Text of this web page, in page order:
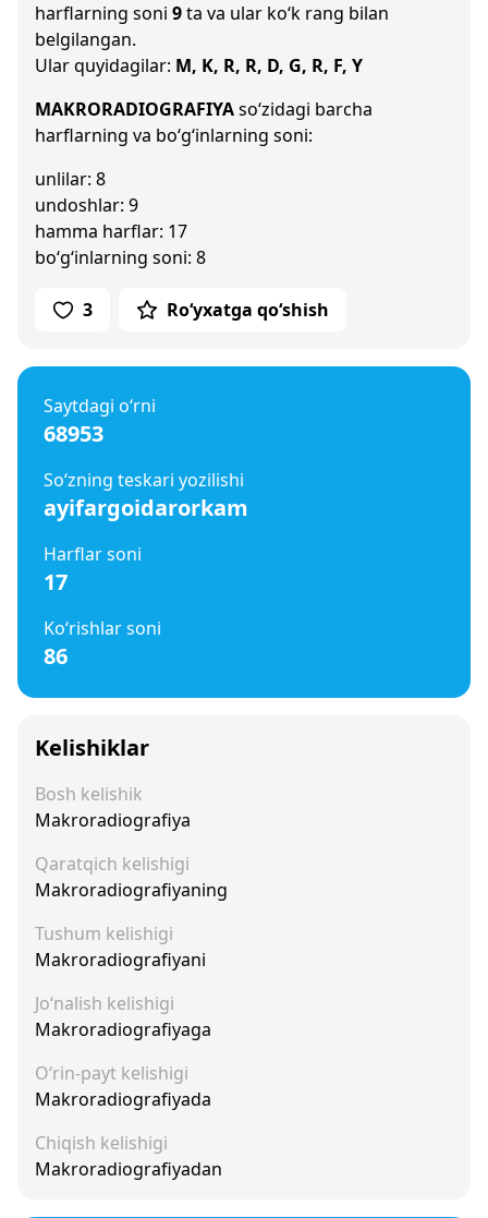
harflarning soni 9ta va ular ko‘k rang bilan
belgilangan.
Ular quyidagilar: M, K, R, R, D, G, R, F, Y
MAKRORADIOGRAFIYAso‘zidagi barcha
harflarning va bo‘g‘inlarning soni:
unlilar: 8
undoshlar: 9
hamma harflar: 17
bo‘g‘inlarning soni: 8
3 Ro‘yxatga qo‘shish
Saytdagi o‘rni
68953
So‘zning teskari yozilishi
ayifargoidarorkam
Harflar soni
17
Ko‘rishlar soni
86
Kelishiklar
Bosh kelishik
Makroradiografiya
Qaratqich kelishigi
Makroradiografiyaning
Tushum kelishigi
Makroradiografiyani
Jo‘nalish kelishigi
Makroradiografiyaga
O‘rin-payt kelishigi
Makroradiografiyada
Chiqish kelishigi
Makroradiografiyadan